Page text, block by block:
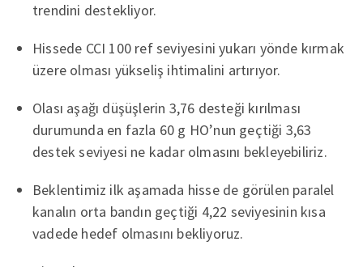
trendini destekliyor.
Hissede CCI 100 ref seviyesini yukarı yönde kırmak
üzere olması yükseliş ihtimalini artırıyor.
Olası aşağı düşüşlerin 3,76 desteği kırılması
durumunda en fazla 60 g HO’nun geçtiği 3,63
destek seviyesi ne kadar olmasını bekleyebiliriz.
Beklentimiz ilk aşamada hisse de görülen paralel
kanalın orta bandın geçtiği 4,22 seviyesinin kısa
vadede hedef olmasını bekliyoruz.